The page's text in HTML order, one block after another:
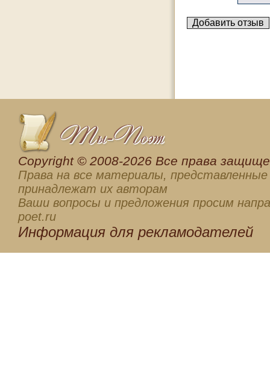
Сopyright © 2008-2026 Все права
Права на все материалы, представленные
принадлежат их авторам
Ваши вопросы и предложения просим
poet.ru
Информация для рекламодателей